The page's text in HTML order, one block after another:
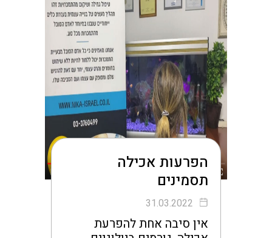
הפרעות אכילה
תסמינים
31.03.2022
אין סיבה אחת להפרעת